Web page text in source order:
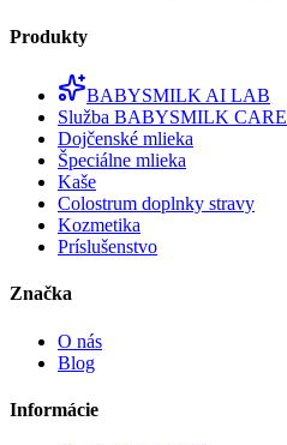
Produkty
BABYSMILK AI LAB
Služba BABYSMILK CARE
Dojčenské mlieka
Špeciálne mlieka
Kaše
Colostrum doplnky stravy
Kozmetika
Príslušenstvo
Značka
O nás
Blog
Informácie